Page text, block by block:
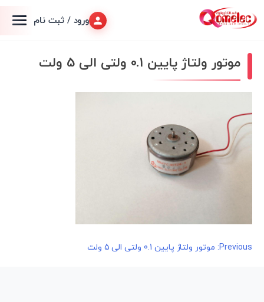
ورود / ثبت نام
موتور ولتاژ پایین 0.1 ولتی الی 5 ولت
راهبری
Previous: موتور ولتاژ پایین 0.1 ولتی الی 5 ولت